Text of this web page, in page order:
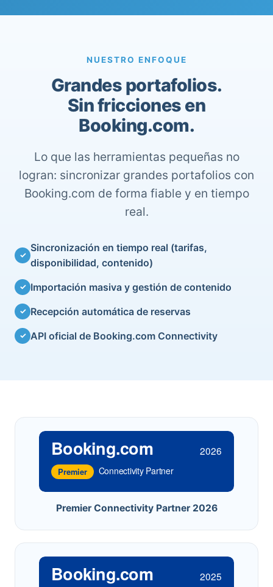
NUESTRO ENFOQUE
Grandes portafolios.
Sin fricciones en
Booking.com.
Lo que las herramientas pequeñas no
logran: sincronizar grandes portafolios con
Booking.com de forma fiable y en tiempo
real.
✓
Sincronización en tiempo real (tarifas,
disponibilidad, contenido)
✓ Importación masiva y gestión de contenido
✓ Recepción automática de reservas
✓ API oficial de Booking.com Connectivity
Booking.com 2026
Premier Connectivity Partner
Premier Connectivity Partner 2026
Booking.com 2025